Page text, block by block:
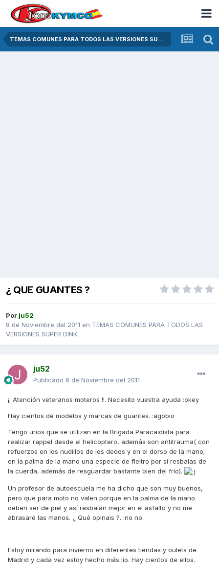
TEMAS COMUNES PARA TODOS LAS VERSIONES SUPER DINK
¿ QUE GUANTES ?
Por ju52
8 de Noviembre del 2011 en TEMAS COMUNES PARA TODOS LAS
VERSIONES SUPER DINK
ju52
Publicado 8 de Noviembre del 2011
¡¡ Atención veteranos moteros !!. Necesito vuestra ayuda :okey
Hay cientos de modelos y marcas de guantes. :agobio
Tengo unos que se utilizan en la Brigada Paracaidista para
realizar rappel desde el helicoptero, además son antitrauma( con
refuerzos en los nudillos de los dedos y en el dorso de la mano;
en la palma de la mano una especie de fieltro por si resbalas de
la cuerda, además de resguardar bastante bien del frío).
Un profesor de autoescuela me ha dicho que son muy buenos,
pero que para moto no valen porque en la palma de la mano
deben ser de piel y así resbalan mejor en el asfalto y no me
abrasaré las manos. ¿ Qué opinais ?. :no no
Estoy mirando para invierno en diferentes tiendas y oulets de
Madrid y cada vez estoy hecho más lío. Hay cientos de ellos.